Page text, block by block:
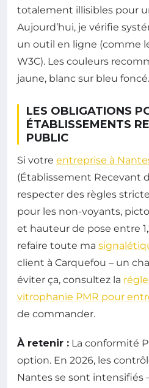
totalement illisibles pour
Aujourd’hui, je vérifie
un outil en ligne (comme
W3C). Les couleurs
jaune, blanc sur bleu foncé.
LES OBLIGATIONS
ÉTABLISSEMENTS
PUBLIC
Si votre entreprise à
(Établissement Recevant
respecter des règles
pour les non-voyants,
et hauteur de pose entre
refaire toute ma
client à Carquefou – un
éviter ça, consultez la
vitrophanie PMR pour
de commander.
À retenir : La conformité
option. En 2026, les
Nantes se sont intensifiés